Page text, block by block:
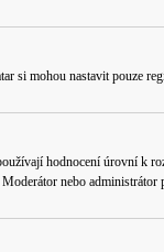
si mohou nastavit pouze
hodnocení úrovní k
nebo administrátor